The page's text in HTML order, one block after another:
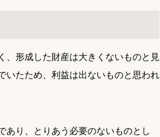
、形成した財産は大きくないものと見
いたため、利益は出ないものと思われ
り、とりあう必要のないものとし